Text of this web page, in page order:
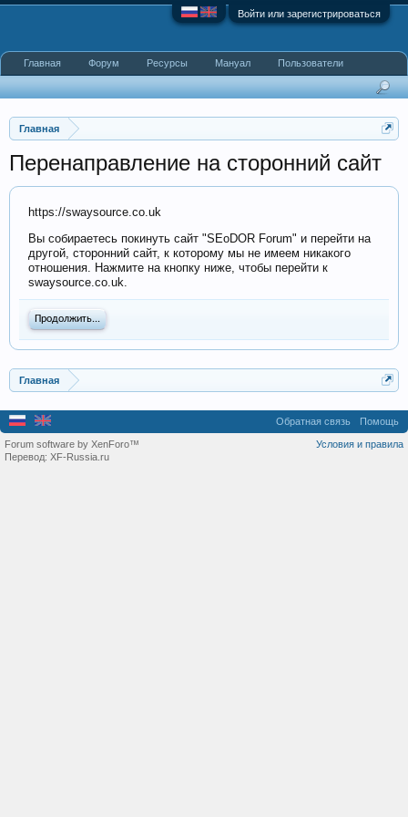
Войти или зарегистрироваться
Главная
Перенаправление на сторонний сайт
https://swaysource.co.uk
Вы собираетесь покинуть сайт "SEoDOR Forum" и перейти на
другой, сторонний сайт, к которому мы не имеем никакого
отношения. Нажмите на кнопку ниже, чтобы перейти к
swaysource.co.uk.
Продолжить...
Главная
Главная Форум Ресурсы Мануал Пользователи
Обратная связь Помощь
Условия и правила
Forum software by XenForo™
Перевод: XF-Russia.ru